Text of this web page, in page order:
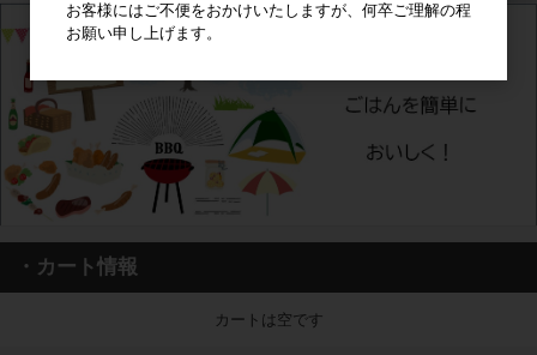
・カート情報
カートは空です
お客様にはご不便をおかけいたしますが、何卒ご理解の程
お願い申し上げます。